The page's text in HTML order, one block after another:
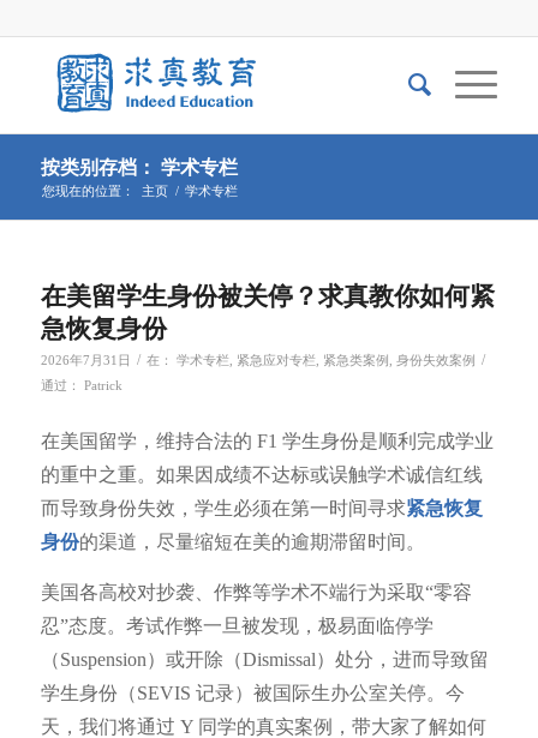
按类别存档： 学术专栏
您现在的位置： 主页 / 学术专栏
在美留学生身份被关停？求真教你如何紧
急恢复身份
2026年7月31日 / 在： 学术专栏, 紧急应对专栏, 紧急类案例 身份失效案例 /
通过： Patrick
在美国留学，维持合法的 F1 学生身份是顺利完成学业
的重中之重。如果因成绩不达标或误触学术诚信红线
而导致身份失效，学生必须在第一时间寻求紧急恢复
身份的渠道，尽量缩短在美的逾期滞留时间。
美国各高校对抄袭、作弊等学术不端行为采取“零容
忍”态度。考试作弊一旦被发现，极易面临停学
（Suspension）或开除（Dismissal）处分，进而导致留
学生身份（SEVIS 记录）被国际生办公室关停。今
天，我们将通过 Y 同学的真实案例，带大家了解如何